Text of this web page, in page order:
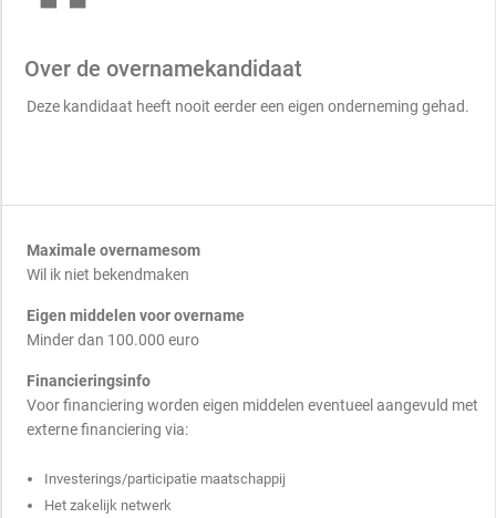
Over de overnamekandidaat
Deze kandidaat heeft nooit eerder een eigen onderneming gehad.
Maximale overnamesom
Wil ik niet bekendmaken
Eigen middelen voor overname
Minder dan 100.000 euro
Financieringsinfo
Voor financiering worden eigen middelen eventueel aangevuld met
externe financiering via:
Investerings/participatie maatschappij
Het zakelijk netwerk